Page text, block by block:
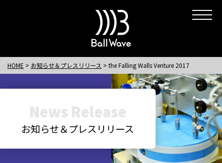
HOME お知らせ＆プレスリリース the Falling Walls Venture 2017
News Release
お知らせ＆プレスリリース